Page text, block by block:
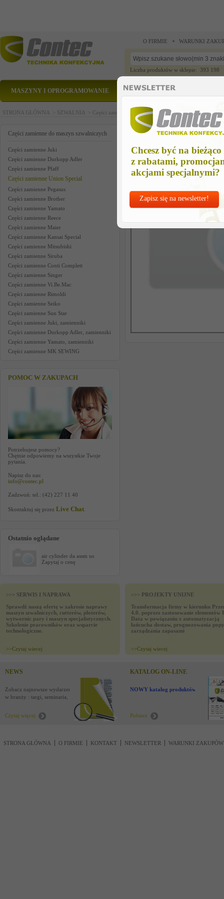
Chcesz być na bieżąco
z rabatami,
akcjami specjalnymi?
Zapisz się na newsletter!
O FIRMIE WARUNKI
Liczba produktów w sklepie: 393 198
MASZYNY I OPROGRAMOWANIE CZĘŚCI ZAMIENNE
STRONA GŁÓWNA > SZWALNIA > Części zamienne do maszyn szwalniczych >Części
Części zamienne do maszyn szwalniczych
Części zamienne Juki
Części zamienne Durkopp Adler
Części zamienne Pfaff
Części zamienne Union Special
Części zamienne Pegasus
Części zamienne Brother
Części zamienne Yamato
Części zamienne Reece
Części zamienne Maier
Części zamienne Kansai Special
Części zamienne Mitsubishi
Części zamienne Siruba
Części zamienne Conti Complett
Części zamienne Singer
Części zamienne Vi.Be.Mac
Części zamienne Rimoldi
Części zamienne Seiko
Części zamienne Sun Star
Części zamienne Juki, zamienniki
Części zamienne Durkopp Adler, zamienniki
Części zamienne Yamato, zamienniki
Części zamienne MK SEWING
POMOC W ZAKUPACH
Potrzebujesz pomocy?
Chętnie odpowiemy na wszystkie Twoje
pytania.
Napisz do nas:
info@contec.pl
Zadzwoń: tel.: (42) 227 11 40
Skontaktuj się przez Live Chat
Ostatnio oglądane
air cylinder da assm us
Zapytaj o cenę
air cylinder da assm us
>>> SERWIS I NAPRAWA
Sprawdź naszą ofertę w zakresie naprawy
maszyn szwalniczych, cutterów, ploterów,
wytwornic pary i maszyn specjalistycznych.
Szkolenie pracowników oraz wsparcie
technologiczne.
>>Czytaj wiecej
>>> PROJEKTY UNIJNE
Transformacja firmy w kierunku
4.0. poprzez zastosowanie elementów
Data w powiązaniu z automatyzacją
łańcucha dostaw, prognozowania
zarządzania zapasami
>>Czytaj wiecej
NEWS
Zobacz najnowsze wydarzenia
w branży : targi, seminaria,
Czytaj więcej
KATALOG ON-LINE
NOWY katalog produktów !
Pobierz
STRONA GŁÓWNA O FIRMIE KONTAKT NEWSLETTER WARUNKI ZAKUPÓW